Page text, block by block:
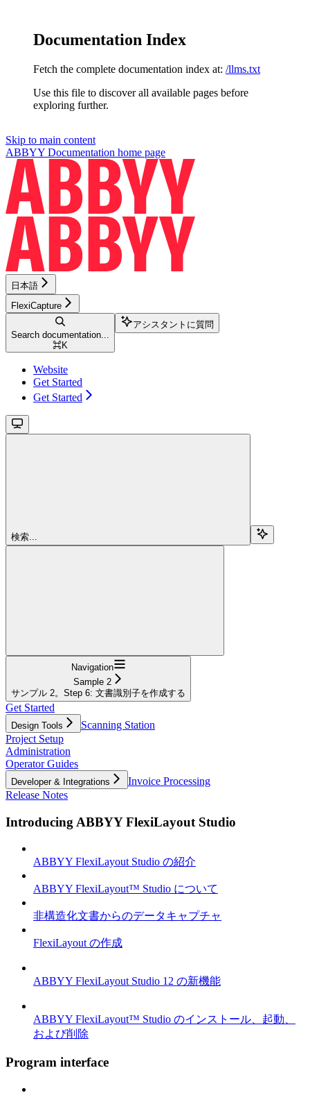
Documentation Index
Fetch the complete documentation index at: /llms.txt
Use this file to discover all available pages before
exploring further.
Skip to main content
ABBYY Documentation home page
日本語
FlexiCapture
Search documentation...
⌘K
アシスタントに質問
Website
Get Started
Get Started
検索...
Navigation
Sample 2
サンプル 2。Step 6: 文書識別子を作成する
Get Started
Design Tools
Scanning Station
Project Setup
Administration
Operator Guides
Developer & Integrations
Invoice Processing
Release Notes
Introducing ABBYY FlexiLayout Studio
ABBYY FlexiLayout Studio の紹介
ABBYY FlexiLayout™ Studio について
非構造化文書からのデータキャプチャ
FlexiLayout の作成
ABBYY FlexiLayout Studio 12 の新機能
ABBYY FlexiLayout™ Studio のインストール、起動、
および削除
Program interface